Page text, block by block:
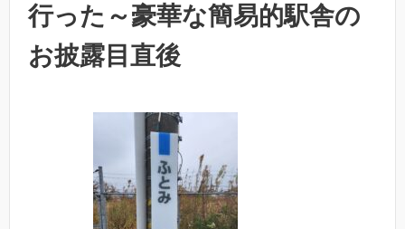
行った～豪華な簡易的駅舎の
お披露目直後